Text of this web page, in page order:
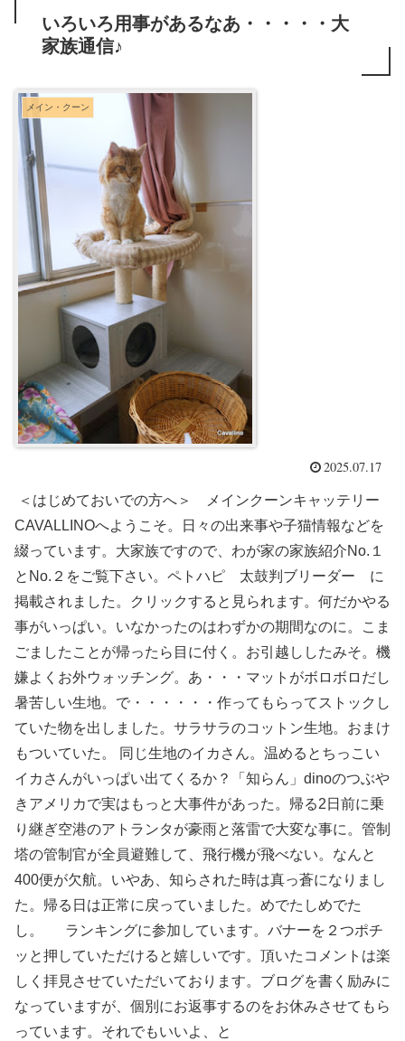
いろいろ用事があるなあ・・・・・大
家族通信♪
メイン・クーン
2025.07.17
＜はじめておいでの方へ＞ メインクーンキャッテリー
CAVALLINOへようこそ。日々の出来事や子猫情報などを
綴っています。大家族ですので、わが家の家族紹介No.１
とNo.２をご覧下さい。ペトハピ 太鼓判ブリーダー に
掲載されました。クリックすると見られます。何だかやる
事がいっぱい。いなかったのはわずかの期間なのに。こま
ごましたことが帰ったら目に付く。お引越ししたみそ。機
嫌よくお外ウォッチング。あ・・・マットがボロボロだし
暑苦しい生地。で・・・・・・作ってもらってストックし
ていた物を出しました。サラサラのコットン生地。おまけ
もついていた。 同じ生地のイカさん。温めるとちっこい
イカさんがいっぱい出てくるか？「知らん」dinoのつぶや
きアメリカで実はもっと大事件があった。帰る2日前に乗
り継ぎ空港のアトランタが豪雨と落雷で大変な事に。管制
塔の管制官が全員避難して、飛行機が飛べない。なんと
400便が欠航。いやあ、知らされた時は真っ蒼になりまし
た。帰る日は正常に戻っていました。めでたしめでた
し。 ランキングに参加しています。バナーを２つポチ
ッと押していただけると嬉しいです。頂いたコメントは楽
しく拝見させていただいております。ブログを書く励みに
なっていますが、個別にお返事するのをお休みさせてもら
っています。それでもいいよ、と